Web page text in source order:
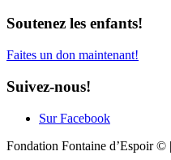
Soutenez les enfants!
Faites un don maintenant!
Suivez-nous!
Sur Facebook
Fondation Fontaine d’Espoir ©